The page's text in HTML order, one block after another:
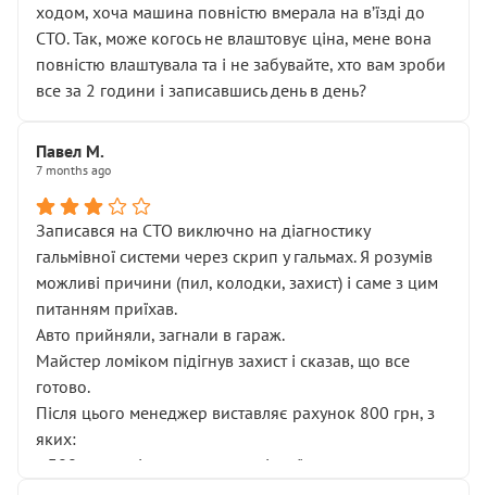
ходом, хоча машина повністю вмерала на вʼїзді до
СТО. Так, може когось не влаштовує ціна, мене вона
повністю влаштувала та і не забувайте, хто вам зроби
все за 2 години і записавшись день в день?
Павел М.
7 months ago
Записався на СТО виключно на діагностику
гальмівної системи через скрип у гальмах. Я розумів
можливі причини (пил, колодки, захист) і саме з цим
питанням приїхав.
Авто прийняли, загнали в гараж.
Майстер ломіком підігнув захист і сказав, що все
готово.
Після цього менеджер виставляє рахунок 800 грн, з
яких:
• 300 грн — діагностика гальмівної системи